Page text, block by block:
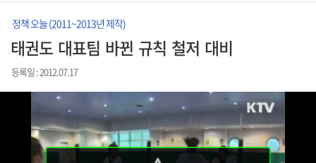
정책 오늘 (2011~2013년 제작)
태권도 대표팀 바뀐 규칙 철저 대비
등록일 : 2012.07.17